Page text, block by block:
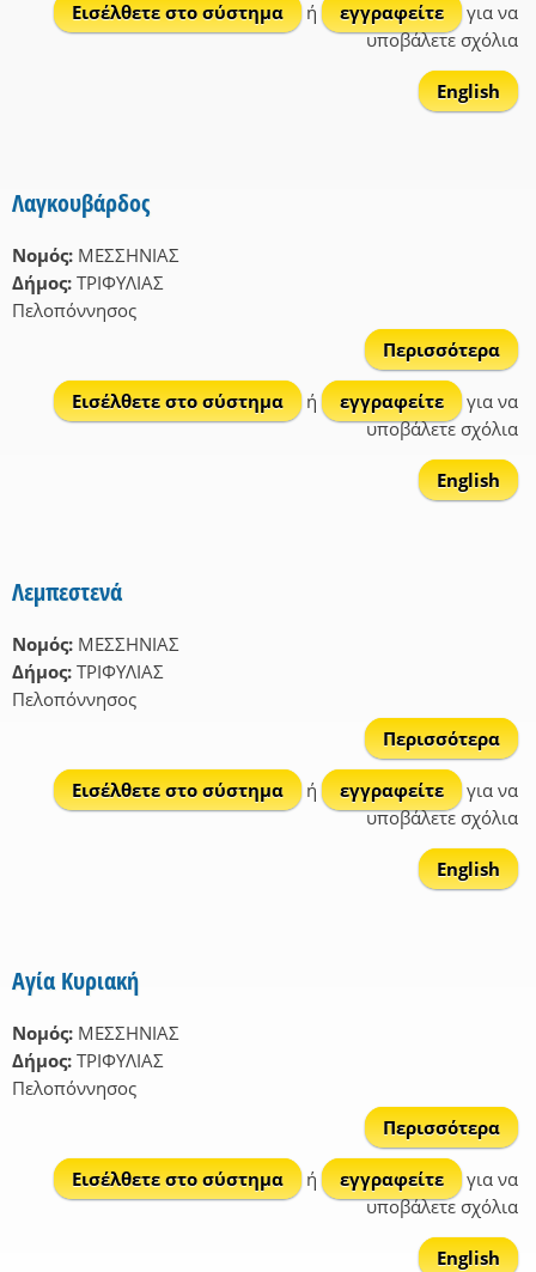
Εισέλθετε στο σύστημα
ή εγγραφείτε
για να
υποβάλετε σχόλια
English
Λαγκουβάρδος
Νομός: ΜΕΣΣΗΝΙΑΣ
Δήμος: ΤΡΙΦΥΛΙΑΣ
Πελοπόννησος
Περισσότερα
Εισέλθετε στο σύστημα
ή εγγραφείτε
για να
υποβάλετε σχόλια
English
Λεμπεστενά
Νομός: ΜΕΣΣΗΝΙΑΣ
Δήμος: ΤΡΙΦΥΛΙΑΣ
Πελοπόννησος
Περισσότερα
Εισέλθετε στο σύστημα
ή εγγραφείτε
για να
υποβάλετε σχόλια
English
Αγία Κυριακή
Νομός: ΜΕΣΣΗΝΙΑΣ
Δήμος: ΤΡΙΦΥΛΙΑΣ
Πελοπόννησος
Περισσότεραγια
Εισέλθετε στο σύστημα
ή εγγραφείτε
για να
υποβάλετε σχόλια
English